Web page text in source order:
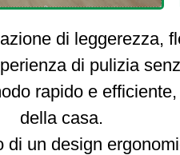
di leggerezza,
di pulizia
rapido e
della casa.
di un design